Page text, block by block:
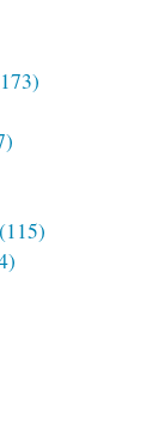
(115)